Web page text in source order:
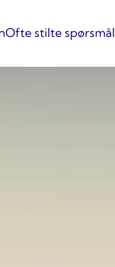
Ofte stilte spørsmål